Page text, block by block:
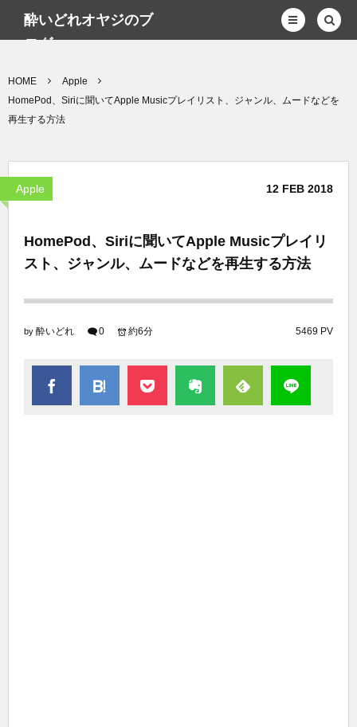
酔いどれオヤジのブ
ログwp
HOME
Apple
HomePod、Siriに聞いてApple Musicプレイリスト、ジャンル、ムードなどを
再生する方法
Apple 12 FEB 2018
HomePod、Siriに聞いてApple Musicプレイリ
スト、ジャンル、ムードなどを再生する方法
by 酔いどれ 0 5469 PV
約6分